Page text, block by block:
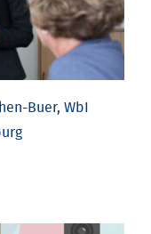
Buer, WbI